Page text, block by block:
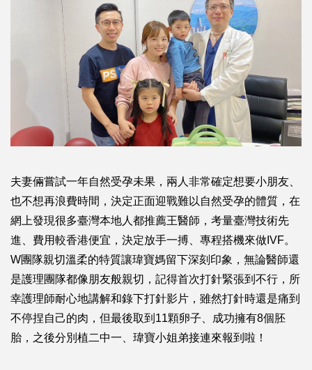
夫妻倆嘗試一年自然受孕未果，兩人非常確定想要小朋友、
也不想再浪費時間，決定正面迎戰難以自然受孕的體質，在
網上發現很多臺灣本地人都推薦王醫師，考量臺灣技術先
進、費用較香港便宜，決定放手一搏、專程搭機來做IVF。
W團隊親切溫柔的特質讓瑋寶媽留下深刻印象，無論醫師還
是護理團隊都像朋友般親切，記得首次打針緊張到不行，所
幸護理師耐心地講解和錄下打針影片，雖然打針時還是痛到
不停捏自己的肉，但最後取到11顆卵子、成功擁有8個胚
胎，之後分別植二中一、瑋寶小姐弟接連來報到啦！